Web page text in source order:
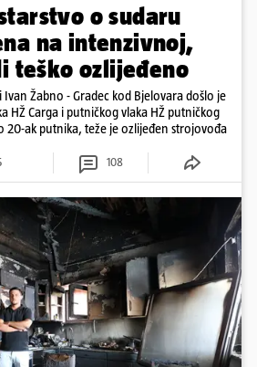
o sudaru
na intenzivnoj,
teško ozlijeđeno
Žabno - Gradec kod Bjelovara došlo je
HŽ Carga i putničkog vlaka HŽ putničkog
20-ak putnika, teže je ozlijeđen strojovođa
108